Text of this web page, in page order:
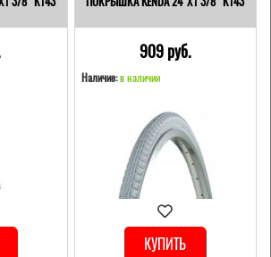
909 pуб.
Наличие: в наличии
КУПИТЬ